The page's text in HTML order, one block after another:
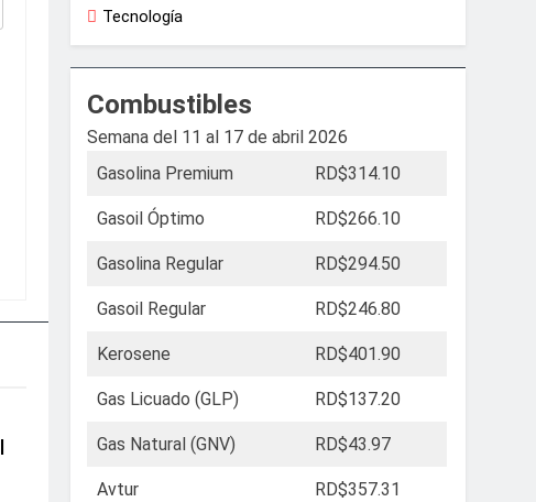
Tecnología
Combustibles
Semana del 11 al 17 de abril 2026
Gasolina Premium
RD$314.10
Gasoil Óptimo RD$266.10
Gasolina Regular RD$294.50
Gasoil Regular RD$246.80
Kerosene RD$401.90
Gas Licuado (GLP) RD$137.20
Gas Natural (GNV) RD$43.97
Avtur RD$357.31